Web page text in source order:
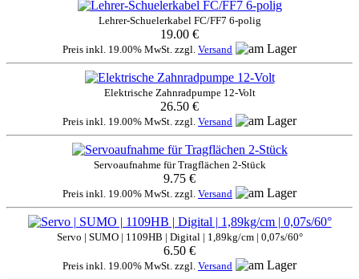
Lehrer-Schuelerkabel FC/FF7 6-polig
19.00 €
Preis inkl. 19.00% MwSt. zzgl. Versand
Elektrische Zahnradpumpe 12-Volt
26.50 €
Preis inkl. 19.00% MwSt. zzgl. Versand
Servoaufnahme für Tragflächen 2-Stück
9.75 €
Preis inkl. 19.00% MwSt. zzgl. Versand
Servo | SUMO | 1109HB | Digital | 1,89kg/cm | 0,07s/60°
6.50 €
Preis inkl. 19.00% MwSt. zzgl. Versand